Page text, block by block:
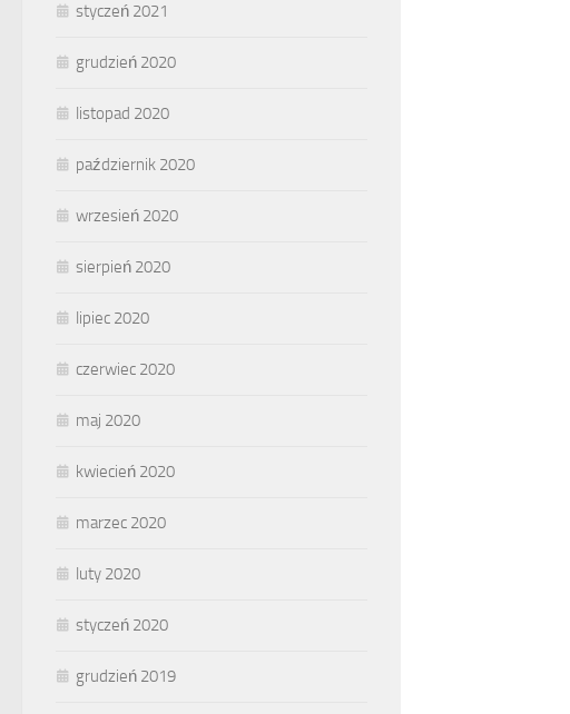
styczeń 2021
grudzień 2020
listopad 2020
październik 2020
wrzesień 2020
sierpień 2020
lipiec 2020
czerwiec 2020
maj 2020
kwiecień 2020
marzec 2020
luty 2020
styczeń 2020
grudzień 2019